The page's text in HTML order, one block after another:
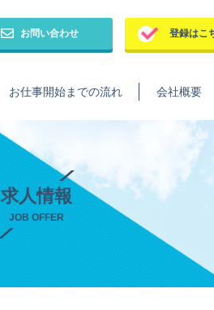
お問い合わせ 登録はこ
お仕事開始までの流れ 会社概要
求人情報
JOB OFFER